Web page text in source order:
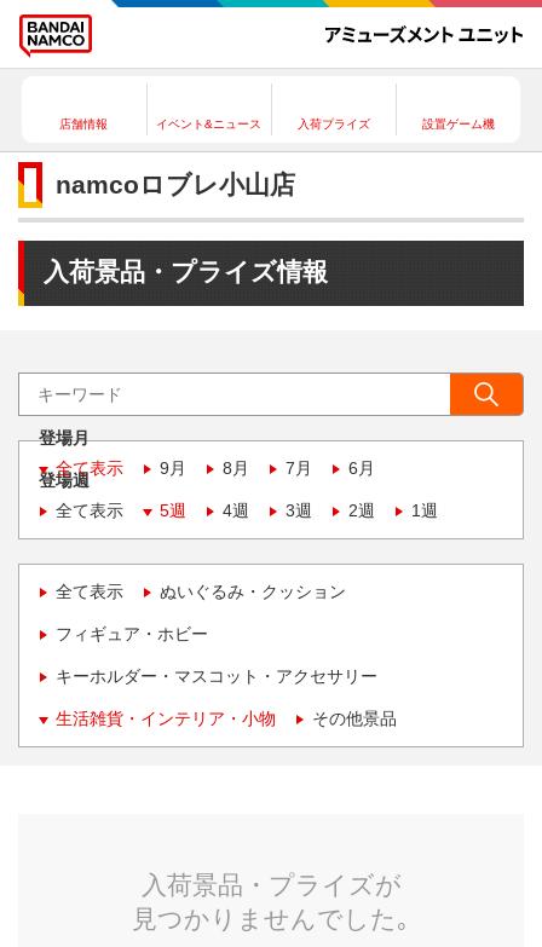
店舗情報 イベント&ニュース 入荷プライズ 設置ゲーム機
namcoロブレ小山店
入荷景品・プライズ情報
登場月
全て表示
9月 8月 7月 6月
登場週
全て表示
5週 4週 3週 2週 1週
全て表示 ぬいぐるみ・クッション
フィギュア・ホビー
キーホルダー・マスコット・アクセサリー
生活雑貨・インテリア・小物 その他景品